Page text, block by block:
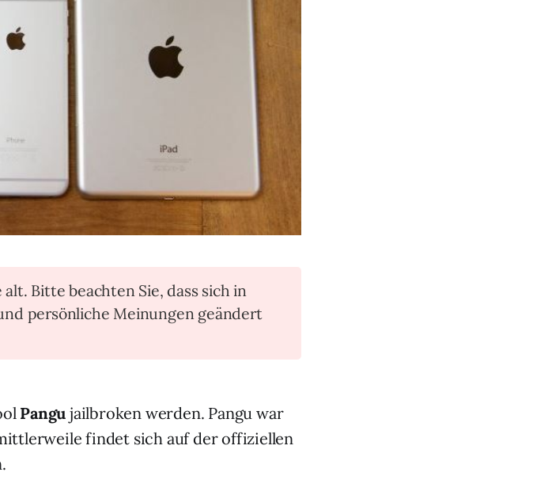
Bitte beachten Sie, dass sich in
persönliche Meinungen geändert
Pangu jailbroken werden. Pangu war
findet sich auf der offiziellen